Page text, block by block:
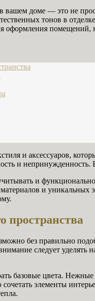
доме — это не
тонов в
оформления
и аксессуаров,
и
и
и уникальных
пространства
без правильно
следует уделять
базовые цвета.
сочетать элементы